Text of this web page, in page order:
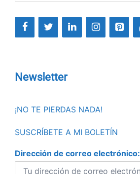
Newsletter
¡NO TE PIERDAS NADA!
SUSCRÍBETE A MI BOLETÍN
Dirección de correo electrónico: